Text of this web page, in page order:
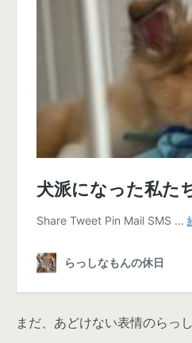
まだ、あどけない表情のらっ